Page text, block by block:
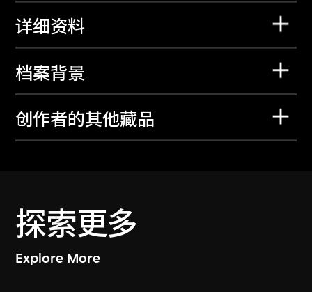
详细资料
档案背景
创作者的其他藏品
探索更多
Explore More